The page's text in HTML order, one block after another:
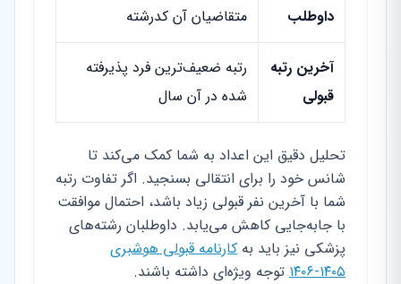
داوطلب
متقاضیان آن کدرشته
آخرین رتبه
قبولی
رتبه ضعیف‌ترین فرد پذیرفته
شده در آن سال
تحلیل دقیق این اعداد به شما کمک می‌کند تا
شانس خود را برای انتقالی بسنجید. اگر تفاوت رتبه
شما با آخرین نفر قبولی زیاد باشد، احتمال موافقت
با جابه‌جایی کاهش می‌یابد. داوطلبان رشته‌های
پزشکی نیز باید به کارنامه قبولی هوشبری
۱۴۰۵-۱۴۰۶
توجه ویژه‌ای داشته باشند.